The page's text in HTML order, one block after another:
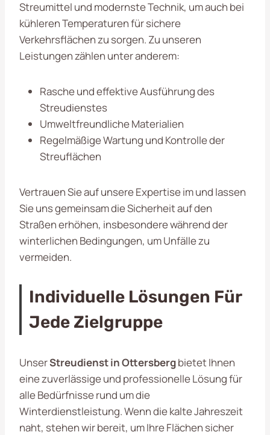
Streumittel und modernste Technik, um auch bei
kühleren Temperaturen für sichere
Verkehrsflächen zu sorgen. Zu unseren
Leistungen zählen unter anderem:
Rasche und effektive Ausführung des
Streudienstes
Umweltfreundliche Materialien
Regelmäßige Wartung und Kontrolle der
Streuflächen
Vertrauen Sie auf unsere Expertise im und lassen
Sie uns gemeinsam die Sicherheit auf den
Straßen erhöhen, insbesondere während der
winterlichen Bedingungen, um Unfälle zu
vermeiden.
Individuelle Lösungen Für
Jede Zielgruppe
UnserStreudienst in Ottersbergbietet Ihnen
eine zuverlässige und professionelle Lösung für
alle Bedürfnisse rund um die
Winterdienstleistung. Wenn die kalte Jahreszeit
naht, stehen wir bereit, um Ihre Flächen sicher